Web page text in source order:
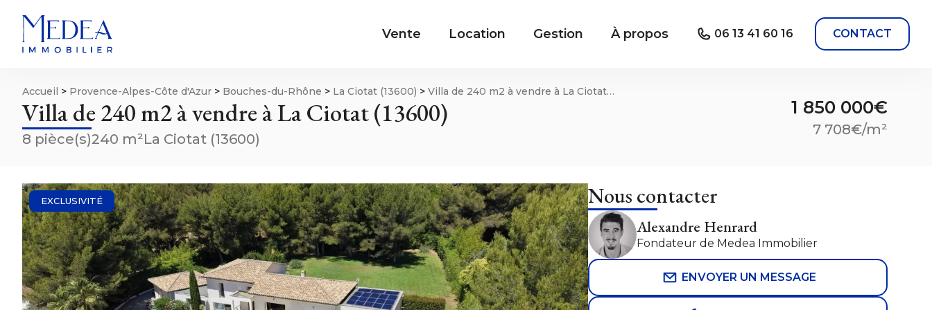
Vente Location Gestion À propos 06 13 41 60 16 CONTACT
Accueil > Provence-Alpes-Côte d'Azur > Bouches-du-Rhône > La Ciotat (13600) > Villa de 240 m2 à vendre à La Ciotat
(13600)
Villa de 240 m2 à vendre à La Ciotat (13600)
8 pièce(s)240 m²La Ciotat (13600)
1 850 000€
7 708€/m²
EXCLUSIVITÉ Nous contacter
Alexandre Henrard
Fondateur de Medea Immobilier
ENVOYER UN MESSAGE